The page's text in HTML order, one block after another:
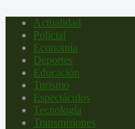
Actualidad
Policial
Economía
Deportes
Educación
Turismo
Espectáculos
Tecnología
Transmisiones